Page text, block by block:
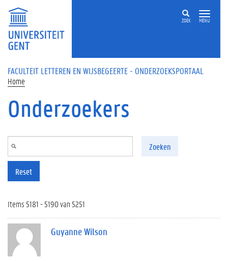
Overslaan en naar de inhoud gaan
ZOEK MENU
FACULTEIT LETTEREN EN WIJSBEGEERTE - ONDERZOEKSPORTAAL
Home
Onderzoekers
Zoeken
Reset
Items 5181 - 5190 van 5251
Guyanne Wilson